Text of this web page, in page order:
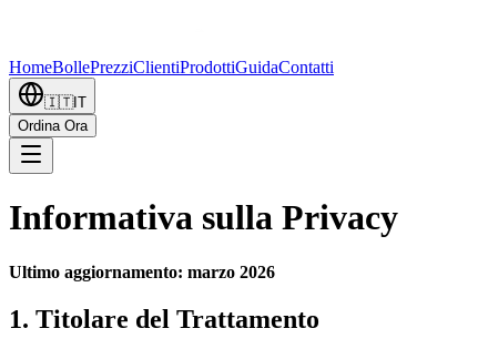
HomeBollePrezziClientiProdottiGuidaContatti
🇮🇹IT
Ordina Ora
Informativa sulla Privacy
Ultimo aggiornamento: marzo 2026
1. Titolare del Trattamento